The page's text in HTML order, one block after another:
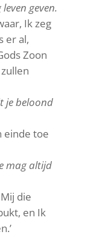
geven.
Ik zeg
er al,
Zoon
je beloond
einde toe
mag altijd
die
en Ik
’